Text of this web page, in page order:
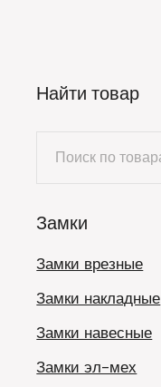
Найти товар
Замки
Замки врезные
Замки накладные
Замки навесные
Замки эл-мех